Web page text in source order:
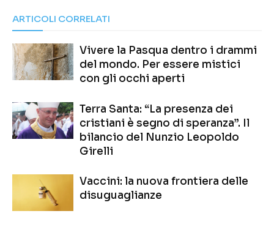
ARTICOLI CORRELATI
Vivere la Pasqua dentro i drammi
del mondo. Per essere mistici
con gli occhi aperti
Terra Santa: “La presenza dei
cristiani è segno di speranza”. Il
bilancio del Nunzio Leopoldo
Girelli
Vaccini: la nuova frontiera delle
disuguaglianze